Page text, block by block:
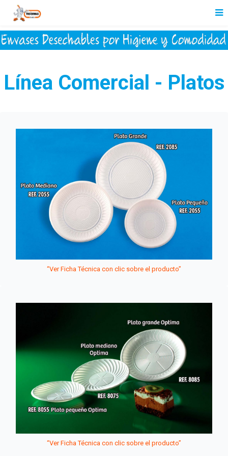
Línea Comercial - Platos
“Ver Ficha Técnica con clic sobre el producto”
“Ver Ficha Técnica con clic sobre el producto”